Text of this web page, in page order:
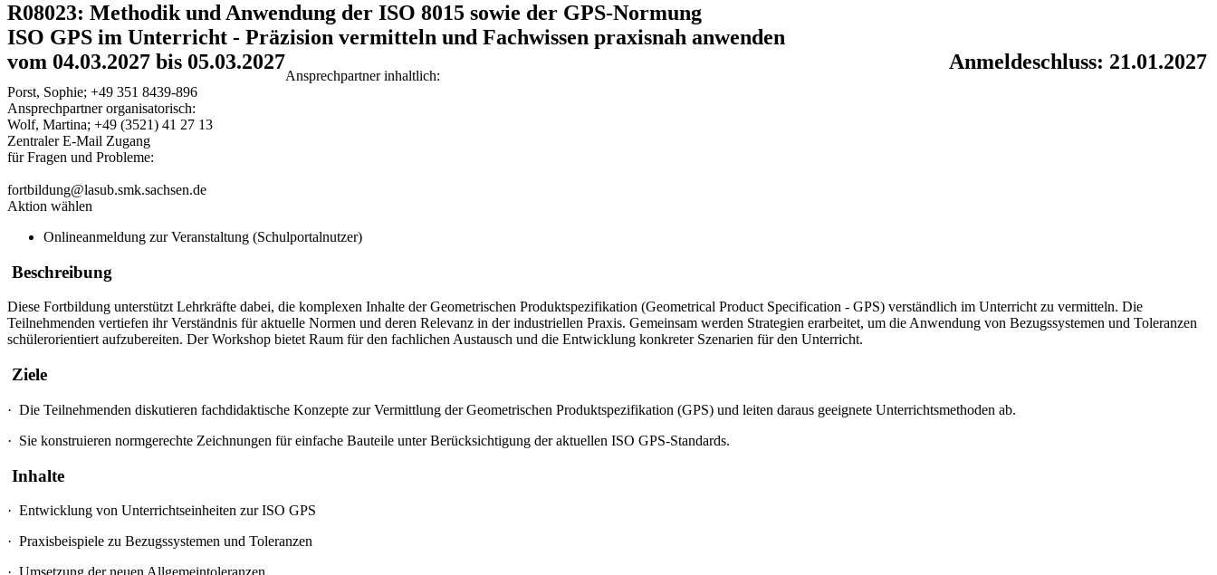
R08023: Methodik und Anwendung der ISO 8015 sowie der GPS-Normung
ISO GPS im Unterricht - Präzision vermitteln und Fachwissen praxisnah anwenden
vom 04.03.2027 bis 05.03.2027
Anmeldeschluss: 21.01.2027
Ansprechpartner inhaltlich:
Porst, Sophie; +49 351 8439-896
Ansprechpartner organisatorisch:
Wolf, Martina; +49 (3521) 41 27 13
Zentraler E-Mail Zugang
für Fragen und Probleme:
fortbildung@lasub.smk.sachsen.de
Aktion wählen
Onlineanmeldung zur Veranstaltung (Schulportalnutzer)
Beschreibung
Diese Fortbildung unterstützt Lehrkräfte dabei, die komplexen Inhalte der Geometrischen Produktspezifikation (Geometrical Product Specification - GPS) verständlich im Unterricht zu vermitteln. Die
Teilnehmenden vertiefen ihr Verständnis für aktuelle Normen und deren Relevanz in der industriellen Praxis. Gemeinsam werden Strategien erarbeitet, um die Anwendung von Bezugssystemen und Toleranzen
schülerorientiert aufzubereiten. Der Workshop bietet Raum für den fachlichen Austausch und die Entwicklung konkreter Szenarien für den Unterricht.
Ziele
· Die Teilnehmenden diskutieren fachdidaktische Konzepte zur Vermittlung der Geometrischen Produktspezifikation (GPS) und leiten daraus geeignete Unterrichtsmethoden ab.
· Sie konstruieren normgerechte Zeichnungen für einfache Bauteile unter Berücksichtigung der aktuellen ISO GPS-Standards.
Inhalte
· Entwicklung von Unterrichtseinheiten zur ISO GPS
· Praxisbeispiele zu Bezugssystemen und Toleranzen